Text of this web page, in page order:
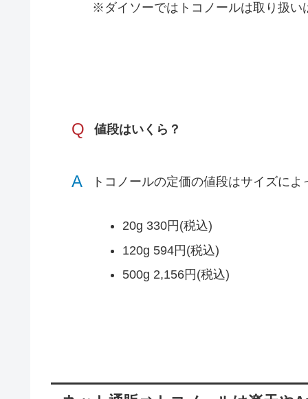
※ダイソーではトコノールは取り扱い
Q 値段はいくら？
A トコノールの定価の値段はサイズに
20g 330円(税込)
120g 594円(税込)
500g 2,156円(税込)